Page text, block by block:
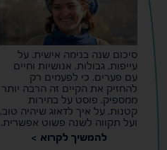
סיכום שנה בנימה אישית. על
עייפות, גבולות, אנושיות וחיים
עם פערים. כי לפעמים רק
להחזיק את הקיים זה הרבה יותר
ממספיק. פוסט על בחירות
קטנות, על איך לדאוג שיהיה טוב,
ועל תקווה לשנה פשוט אפשרית.
להמשיך לקרוא >